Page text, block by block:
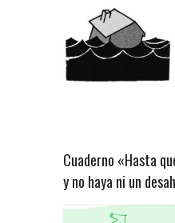
Cuaderno «Hasta
y no haya ni un